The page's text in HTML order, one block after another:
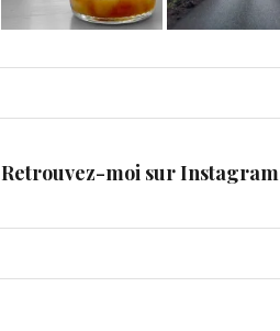
Retrouvez-moi sur Instagram